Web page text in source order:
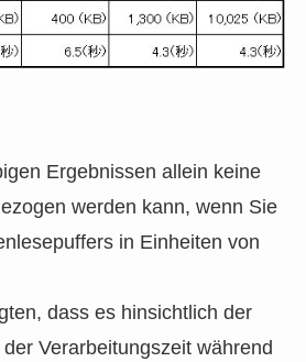
Ergebnissen allein keine
werden kann, wenn Sie
in Einheiten von
dass es hinsichtlich der
Verarbeitungszeit während